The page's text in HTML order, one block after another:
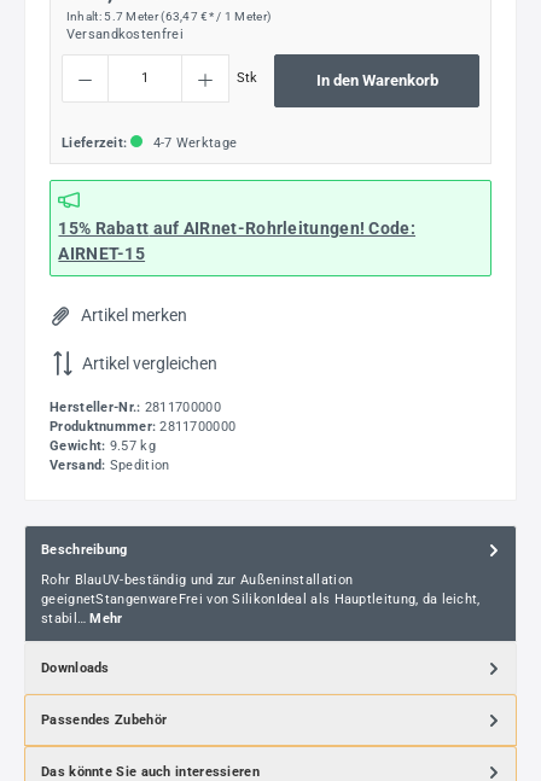
Inhalt: 5.7 Meter(63,47 €* / 1 Meter)
Versandkostenfrei
Stk In den Warenkorb
Lieferzeit: 4-7 Werktage
15% Rabatt auf AIRnet-Rohrleitungen! Code:
AIRNET-15
Artikel merken
Artikel vergleichen
Hersteller-Nr.: 2811700000
Produktnummer: 2811700000
Gewicht: 9.57 kg
Versand: Spedition
Beschreibung
Rohr BlauUV-beständig und zur Außeninstallation
geeignetStangenwareFrei von SilikonIdeal als Hauptleitung, da leicht,
stabil… Mehr
Downloads
Passendes Zubehör
Das könnte Sie auch interessieren